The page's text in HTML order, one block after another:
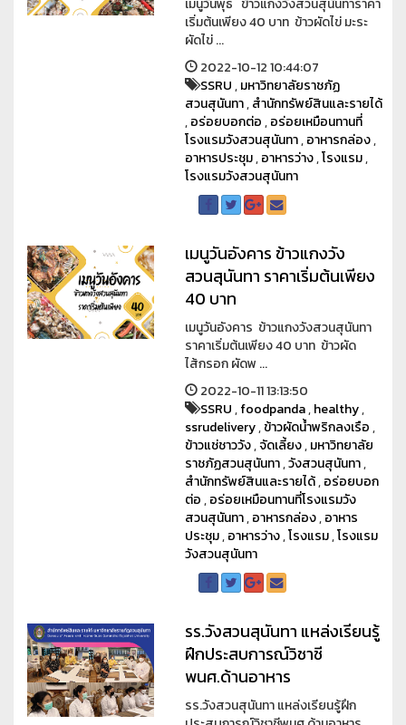
เมนูวันพุธ ข้าวแกงวังสวนสุนันทาราคา
เริ่มต้นเพียง 40 บาท ข้าวผัดไข่ มะระ
ผัดไข่ ...
2022-10-12 10:44:07
SSRU,มหาวิทยาลัยราชภัฏ
สวนสุนันทา,สำนักทรัพย์สินและรายได้
,อร่อยบอกต่อ,อร่อยเหมือนทานที่
โรงแรมวังสวนสุนันทา,อาหารกล่อง,
อาหารประชุม,อาหารว่าง,โรงแรม,
โรงแรมวังสวนสุนันทา
เมนูวันอังคาร ข้าวแกงวัง
สวนสุนันทา ราคาเริ่มต้นเพียง
40 บาท
เมนูวันอังคาร ข้าวแกงวังสวนสุนันทา
ราคาเริ่มต้นเพียง 40 บาท ข้าวผัด
ไส้กรอก ผัดพ ...
2022-10-11 13:13:50
SSRU,foodpanda,healthy,
ssrudelivery,ข้าวผัดน้ำพริกลงเรือ,
ข้าวแช่ชาววัง,จัดเลี้ยง,มหาวิทยาลัย
ราชภัฏสวนสุนันทา,วังสวนสุนันทา,
สำนักทรัพย์สินและรายได้,อร่อยบอก
ต่อ,อร่อยเหมือนทานที่โรงแรมวัง
สวนสุนันทา,อาหารกล่อง,อาหาร
ประชุม,อาหารว่าง,โรงแรม,โรงแรม
วังสวนสุนันทา
รร.วังสวนสุนันทา แหล่งเรียนรู้
ฝึกประสบการณ์วิชาชี
พนศ.ด้านอาหาร
รร.วังสวนสุนันทา แหล่งเรียนรู้ฝึก